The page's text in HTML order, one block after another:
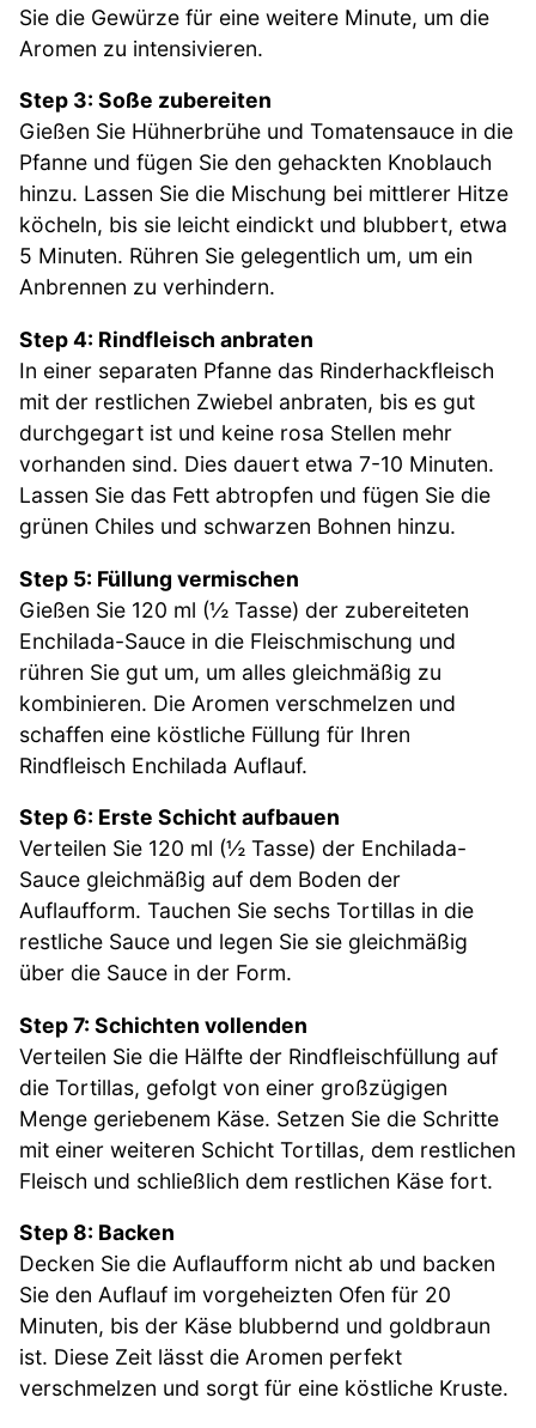
Sie die Gewürze für eine weitere Minute, um die
Aromen zu intensivieren.
Step 3: Soße zubereiten
Gießen Sie Hühnerbrühe und Tomatensauce in die
Pfanne und fügen Sie den gehackten Knoblauch
hinzu. Lassen Sie die Mischung bei mittlerer Hitze
köcheln, bis sie leicht eindickt und blubbert, etwa
5 Minuten. Rühren Sie gelegentlich um, um ein
Anbrennen zu verhindern.
Step 4: Rindfleisch anbraten
In einer separaten Pfanne das Rinderhackfleisch
mit der restlichen Zwiebel anbraten, bis es gut
durchgegart ist und keine rosa Stellen mehr
vorhanden sind. Dies dauert etwa 7-10 Minuten.
Lassen Sie das Fett abtropfen und fügen Sie die
grünen Chiles und schwarzen Bohnen hinzu.
Step 5: Füllung vermischen
Gießen Sie 120 ml (½ Tasse) der zubereiteten
Enchilada-Sauce in die Fleischmischung und
rühren Sie gut um, um alles gleichmäßig zu
kombinieren. Die Aromen verschmelzen und
schaffen eine köstliche Füllung für Ihren
Rindfleisch Enchilada Auflauf.
Step 6: Erste Schicht aufbauen
Verteilen Sie 120 ml (½ Tasse) der Enchilada-
Sauce gleichmäßig auf dem Boden der
Auflaufform. Tauchen Sie sechs Tortillas in die
restliche Sauce und legen Sie sie gleichmäßig
über die Sauce in der Form.
Step 7: Schichten vollenden
Verteilen Sie die Hälfte der Rindfleischfüllung auf
die Tortillas, gefolgt von einer großzügigen
Menge geriebenem Käse. Setzen Sie die Schritte
mit einer weiteren Schicht Tortillas, dem restlichen
Fleisch und schließlich dem restlichen Käse fort.
Step 8: Backen
Decken Sie die Auflaufform nicht ab und backen
Sie den Auflauf im vorgeheizten Ofen für 20
Minuten, bis der Käse blubbernd und goldbraun
ist. Diese Zeit lässt die Aromen perfekt
verschmelzen und sorgt für eine köstliche Kruste.